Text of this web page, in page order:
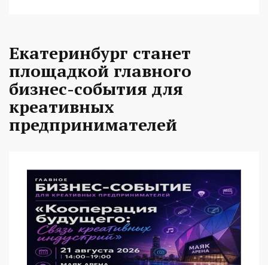
Екатеринбург станет
площадкой главного
бизнес-события для
креативных
предпринимателей